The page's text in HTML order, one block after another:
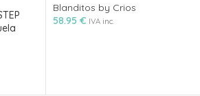
Blanditos by Crios
58.95 € IVA inc.